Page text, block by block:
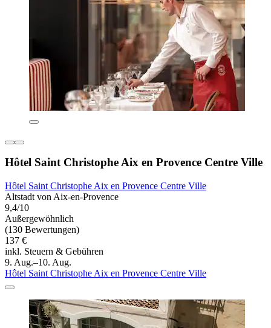
Hôtel Saint Christophe Aix en Provence Centre Ville
Hôtel Saint Christophe Aix en Provence Centre Ville
Altstadt von Aix-en-Provence
9,4/10
Außergewöhnlich
(130 Bewertungen)
137 €
inkl. Steuern & Gebühren
9. Aug.–10. Aug.
Hôtel Saint Christophe Aix en Provence Centre Ville